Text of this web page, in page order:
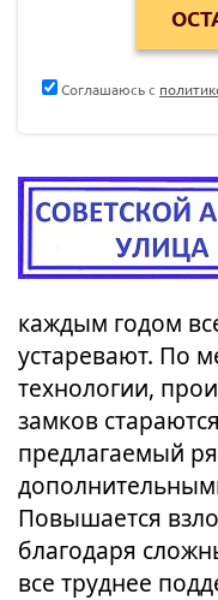
каждым годом
устаревают. По
технологии,
замков
предлагаемый
Повышается
благодаря
все труднее
Соглашаюсь с